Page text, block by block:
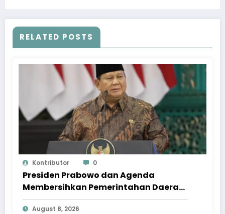
RELATED POSTS
Kontributor 0
Presiden Prabowo dan Agenda
Membersihkan Pemerintahan Daerah
dari Korupsi
August 8, 2026